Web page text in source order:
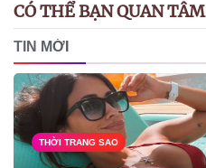
CÓ THỂ BẠN QUAN TÂM
TIN MỚI
THỜI TRANG SAO